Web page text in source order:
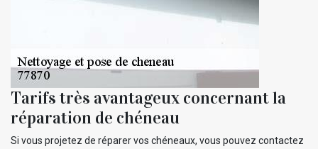
Tarifs très avantageux concernant la
réparation de chéneau
Si vous projetez de réparer vos chéneaux, vous pouvez contactez